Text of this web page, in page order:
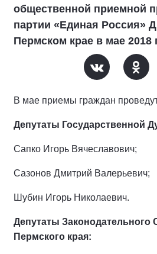
общественной приемной
партии «Единая Россия»
Пермском крае в мае 2018
В мае приемы граждан
Депутаты Государственной
Сапко Игорь Вячеславович;
Сазонов Дмитрий Валерьевич;
Шубин Игорь Николаевич.
Депутаты Законодательного
Пермского края: